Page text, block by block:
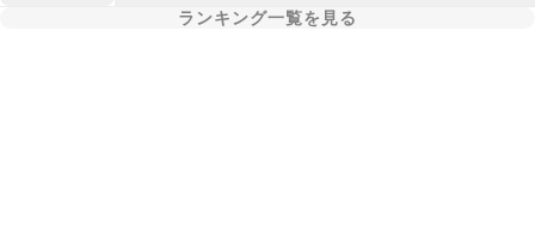
ランキング一覧を見る